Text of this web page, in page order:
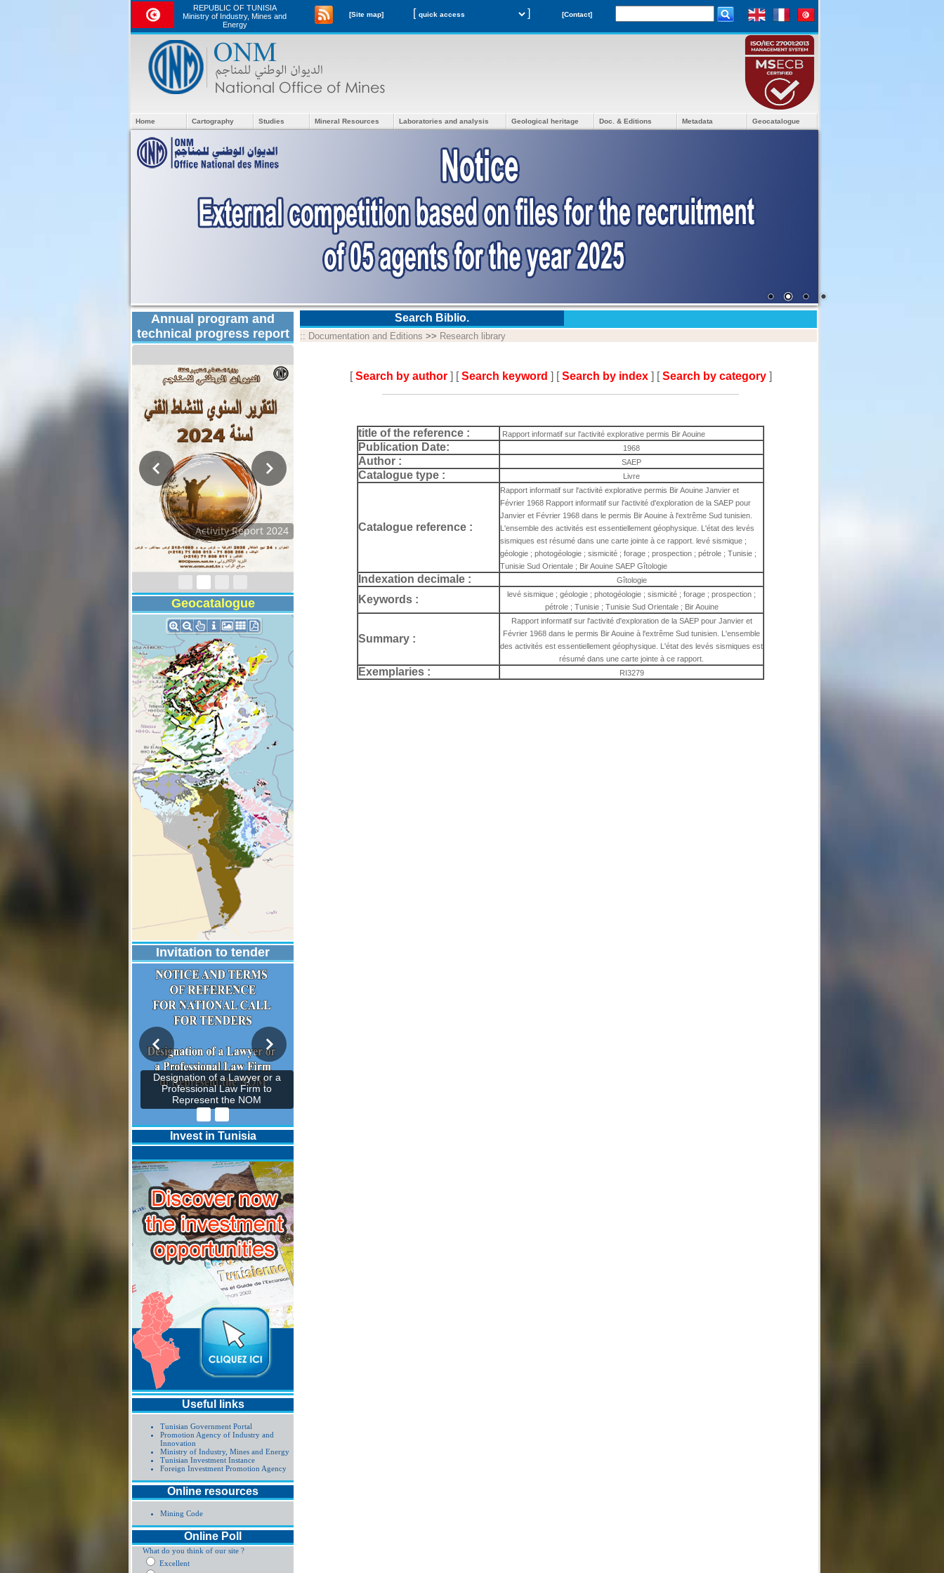
REPUBLIC OF TUNISIA
Ministry of Industry, Mines and
Energy
[Site map] [ ] [Contact]
Home Cartography Studies Mineral Resources Laboratories and analysis Geological heritage Doc. & Editions Metadata Geocatalogue
Annual program and
technical progress report
Activity Report 2024
Geocatalogue
Invitation to tender
Designation of a Lawyer or a
Professional Law Firm to
Represent the NOM
Invest in Tunisia
Useful links
Tunisian Government Portal
Promotion Agency of Industry and
Innovation
Ministry of Industry, Mines and Energy
Tunisian Investment Instance
Foreign Investment Promotion Agency
Online resources
Mining Code
Online Poll
What do you think of our site ?
Excellent
Search Biblio.
:: Documentation and Editions >> Research library
[Search by author ] [Search keyword ] [Search by index ] [Search by category ]
title of the reference : Rapport informatif sur l'activité explorative permis Bir Aouine
Publication Date: 1968
Author : SAEP
Catalogue type : Livre
Catalogue reference :
Rapport informatif sur l'activité explorative permis Bir Aouine Janvier et
Février 1968 Rapport informatif sur l'activité d'exploration de la SAEP pour
Janvier et Février 1968 dans le permis Bir Aouine à l'extrême Sud tunisien.
L'ensemble des activités est essentiellement géophysique. L'état des levés
sismiques est résumé dans une carte jointe à ce rapport. levé sismique ;
géologie ; photogéologie ; sismicité ; forage ; prospection ; pétrole ; Tunisie ;
Tunisie Sud Orientale ; Bir Aouine SAEP Gîtologie
Indexation decimale : Gîtologie
Keywords :
levé sismique ; géologie ; photogéologie ; sismicité ; forage ; prospection ;
pétrole ; Tunisie ; Tunisie Sud Orientale ; Bir Aouine
Summary :
Rapport informatif sur l'activité d'exploration de la SAEP pour Janvier et
Février 1968 dans le permis Bir Aouine à l'extrême Sud tunisien. L'ensemble
des activités est essentiellement géophysique. L'état des levés sismiques est
résumé dans une carte jointe à ce rapport.
Exemplaries : RI3279